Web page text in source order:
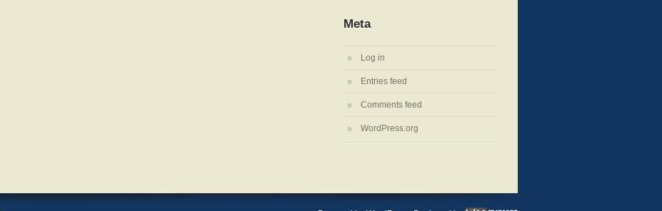
Meta
Log in
Entries feed
Comments feed
WordPress.org